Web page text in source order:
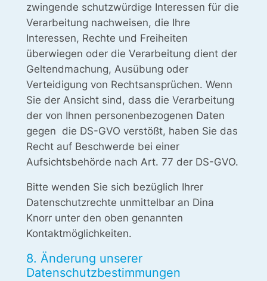
zwingende schutzwürdige Interessen für die
Verarbeitung nachweisen, die Ihre
Interessen, Rechte und Freiheiten
überwiegen oder die Verarbeitung dient der
Geltendmachung, Ausübung oder
Verteidigung von Rechtsansprüchen. Wenn
Sie der Ansicht sind, dass die Verarbeitung
der von Ihnen personenbezogenen Daten
gegen die DS-GVO verstößt, haben Sie das
Recht auf Beschwerde bei einer
Aufsichtsbehörde nach Art. 77 der DS-GVO.
Bitte wenden Sie sich bezüglich Ihrer
Datenschutzrechte unmittelbar an Dina
Knorr unter den oben genannten
Kontaktmöglichkeiten.
8. Änderung unserer
Datenschutzbestimmungen